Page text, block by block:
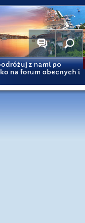
z nami po
na forum obecnych i